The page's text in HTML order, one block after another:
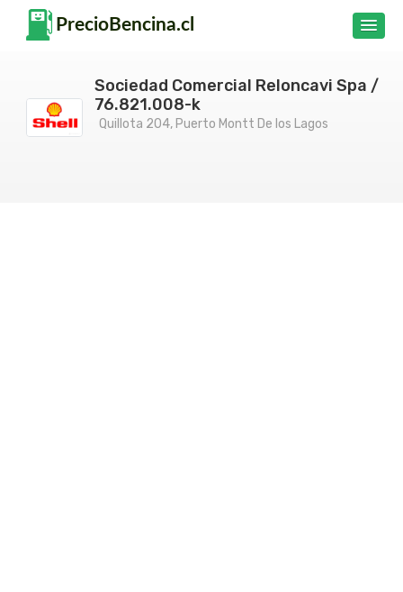
Sociedad Comercial Reloncavi Spa /
76.821.008-k
Quillota 204, Puerto Montt De los Lagos